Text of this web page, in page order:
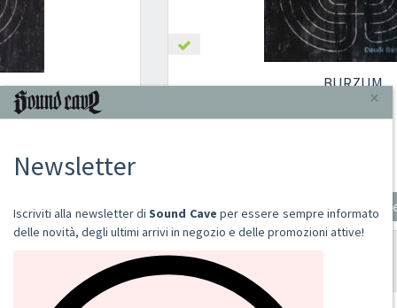
BURZUM
Aggiungi al carrello